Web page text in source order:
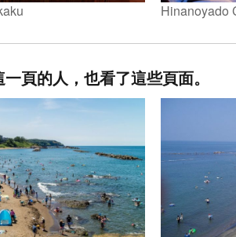
Hinanoyado
頁的人，也看了這些頁面。